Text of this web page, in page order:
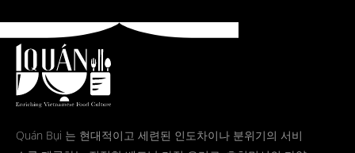
Quán Bụi 는 현대적이고 세련된 인도차이나 분위기의 서비